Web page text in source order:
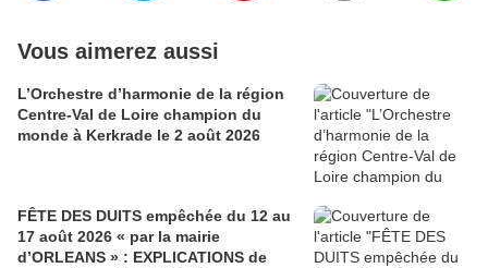
Vous aimerez aussi
L’Orchestre d’harmonie de la région
Centre-Val de Loire champion du
monde à Kerkrade le 2 août 2026
FÊTE DES DUITS empêchée du 12 au
17 août 2026 « par la mairie
d’ORLEANS » : EXPLICATIONS de